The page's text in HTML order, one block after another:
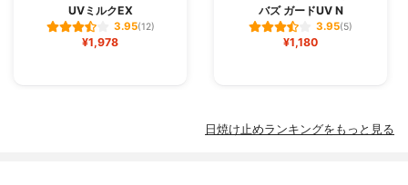
UVミルクEX
3.95(12)
¥1,978
バズ ガードUV N
3.95(5)
¥1,180
日焼け止めランキングをもっと見る